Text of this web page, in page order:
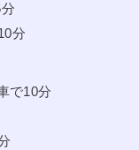
分
で10分